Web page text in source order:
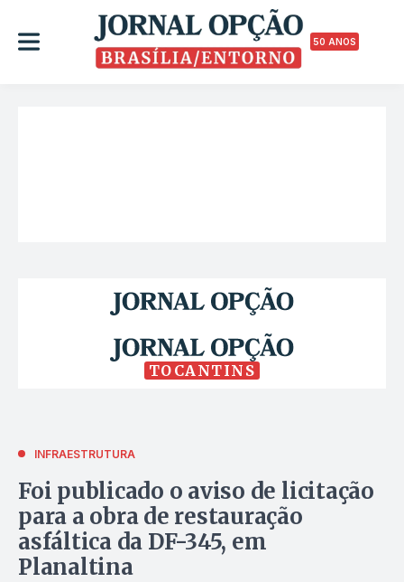
50 ANOS
TOCANTINS
INFRAESTRUTURA
Foi publicado o aviso de licitação
para a obra de restauração
asfáltica da DF-345, em
Planaltina